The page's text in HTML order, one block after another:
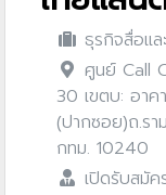
ธุรกิจสื่อแ
ศูนย์ Call
30 เขตบ: อา
(ปากซอย)ถ.รา
กทม. 10240
เปิดรับสมั